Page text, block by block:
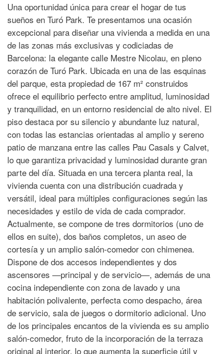
Una oportunidad única para crear el hogar de tus
sueños en Turó Park. Te presentamos una ocasión
excepcional para diseñar una vivienda a medida en una
de las zonas más exclusivas y codiciadas de
Barcelona: la elegante calle Mestre Nicolau, en pleno
corazón de Turó Park. Ubicada en una de las esquinas
del parque, esta propiedad de 167 m² construidos
ofrece el equilibrio perfecto entre amplitud, luminosidad
y tranquilidad, en un entorno residencial de alto nivel. El
piso destaca por su silencio y abundante luz natural,
con todas las estancias orientadas al amplio y sereno
patio de manzana entre las calles Pau Casals y Calvet,
lo que garantiza privacidad y luminosidad durante gran
parte del día. Situada en una tercera planta real, la
vivienda cuenta con una distribución cuadrada y
versátil, ideal para múltiples configuraciones según las
necesidades y estilo de vida de cada comprador.
Actualmente, se compone de tres dormitorios (uno de
ellos en suite), dos baños completos, un aseo de
cortesía y un amplio salón-comedor con chimenea.
Dispone de dos accesos independientes y dos
ascensores —principal y de servicio—, además de una
cocina independiente con zona de lavado y una
habitación polivalente, perfecta como despacho, área
de servicio, sala de juegos o dormitorio adicional. Uno
de los principales encantos de la vivienda es su amplio
salón-comedor, fruto de la incorporación de la terraza
original al interior, lo que aumenta la superficie útil y